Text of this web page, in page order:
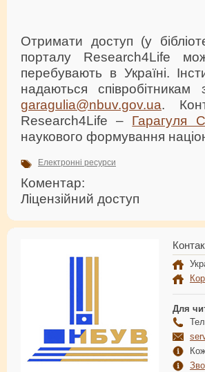
Отримати доступ (у
порталу Research4Life
перебувають в Україні.
надаються
garagulia@nbuv.gov.ua.
Research4Life – Гарагуля
наукового формування
Електронні ресурси
Коментар:
Ліцензійний доступ
Для